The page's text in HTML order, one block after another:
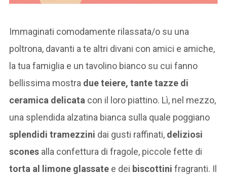
Immaginati comodamente rilassata/o su una
poltrona, davanti a te altri divani con amici e amiche,
la tua famiglia e un tavolino bianco su cui fanno
bellissima mostra due teiere, tante tazze di
ceramica delicata con il loro piattino. Lì, nel mezzo,
una splendida alzatina bianca sulla quale poggiano
splendidi tramezzini dai gusti raffinati, deliziosi
scones alla confettura di fragole, piccole fette di
torta al limone glassate e dei biscottini fragranti. Il